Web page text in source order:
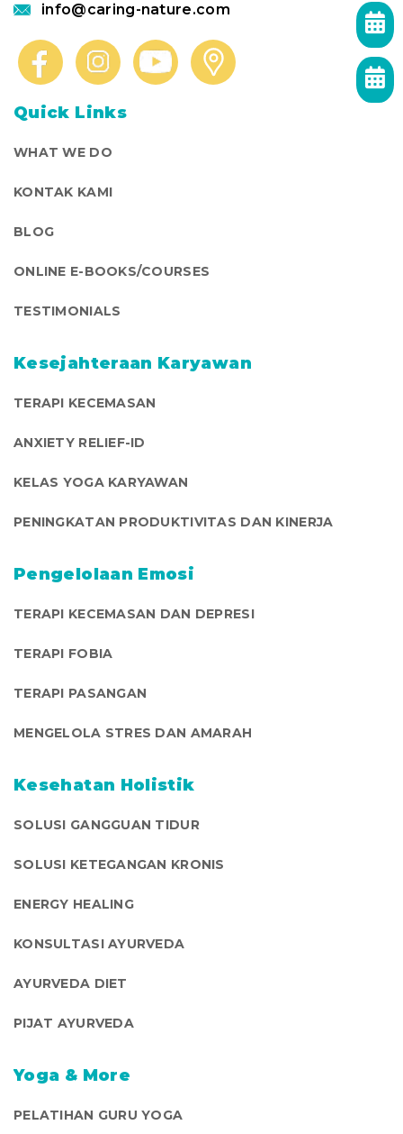
info@caring-nature.com
Quick Links
WHAT WE DO
KONTAK KAMI
BLOG
ONLINE E-BOOKS/COURSES
TESTIMONIALS
Kesejahteraan Karyawan
TERAPI KECEMASAN
ANXIETY RELIEF-ID
KELAS YOGA KARYAWAN
PENINGKATAN PRODUKTIVITAS DAN KINERJA
Pengelolaan Emosi
TERAPI KECEMASAN DAN DEPRESI
TERAPI FOBIA
TERAPI PASANGAN
MENGELOLA STRES DAN AMARAH
Kesehatan Holistik
SOLUSI GANGGUAN TIDUR
SOLUSI KETEGANGAN KRONIS
ENERGY HEALING
KONSULTASI AYURVEDA
AYURVEDA DIET
PIJAT AYURVEDA
Yoga & More
PELATIHAN GURU YOGA